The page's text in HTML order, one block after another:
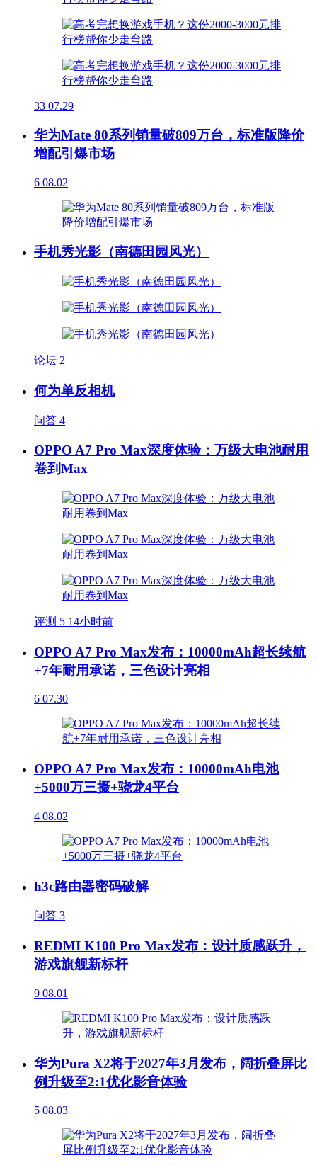
33 07.29
华为Mate 80系列销量破809万台，标准版降价
增配引爆市场
6 08.02
手机秀光影（南德田园风光）
论坛 2
何为单反相机
问答 4
OPPO A7 Pro Max深度体验：万级大电池耐用
卷到Max
评测 5 14小时前
OPPO A7 Pro Max发布：10000mAh超长续航
+7年耐用承诺，三色设计亮相
6 07.30
OPPO A7 Pro Max发布：10000mAh电池
+5000万三摄+骁龙4平台
4 08.02
h3c路由器密码破解
问答 3
REDMI K100 Pro Max发布：设计质感跃升，
游戏旗舰新标杆
9 08.01
华为Pura X2将于2027年3月发布，阔折叠屏比
例升级至2:1优化影音体验
5 08.03